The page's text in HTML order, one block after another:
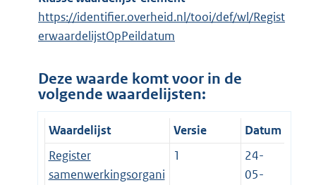
https://identifier.overheid.nl/tooi/def/wl/Regist
erwaardelijstOpPeildatum
Deze waarde komt voor in de
volgende waardelijsten:
Waardelijst Versie
Datum
Register
samenwerkingsorgani
1
24-
05-